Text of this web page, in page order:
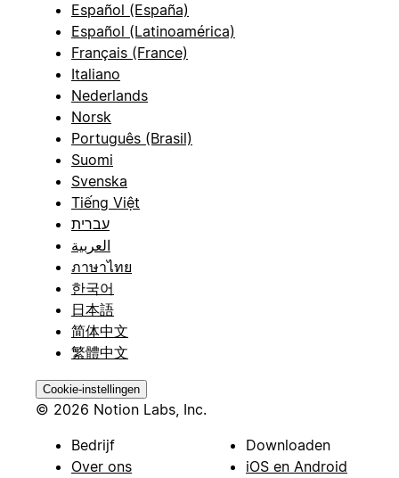
Español (España)
Español (Latinoamérica)
Français (France)
Italiano
Nederlands
Norsk
Português (Brasil)
Suomi
Svenska
Tiếng Việt
עברית
العربية
ภาษาไทย
한국어
日本語
简体中文
繁體中文
Cookie-instellingen
© 2026 Notion Labs, Inc.
Bedrijf
Over ons
Downloaden
iOS en Android